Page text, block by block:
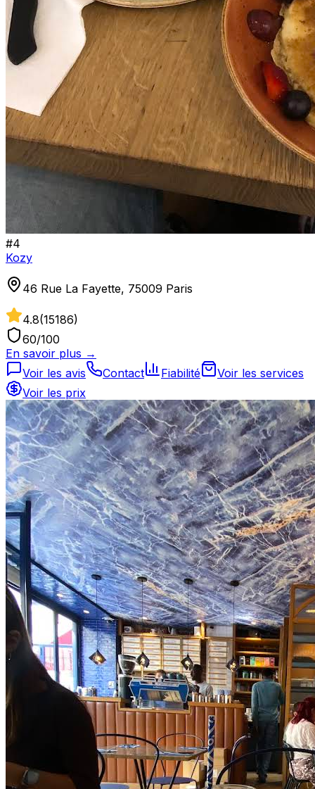
#4
Kozy
46 Rue La Fayette, 75009 Paris
4.8(15186)
60/100
En savoir plus →
Voir les avis
Contact Fiabilité
Voir les services
Voir les prix